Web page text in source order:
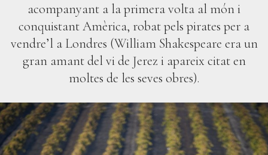
acompanyant a la primera volta al món i
conquistant Amèrica, robat pels pirates per a
vendre’l a Londres (William Shakespeare era un
gran amant del vi de Jerez i apareix citat en
moltes de les seves obres).